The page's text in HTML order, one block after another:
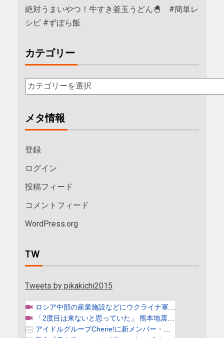
絶対うまいやつ！牛すき釜玉うどん🐣 #簡単レ
シピ #ずぼら飯
カテゴリー
メタ情報
登録
ログイン
投稿フィード
コメントフィード
WordPress.org
TW
Tweets by pikakichi2015